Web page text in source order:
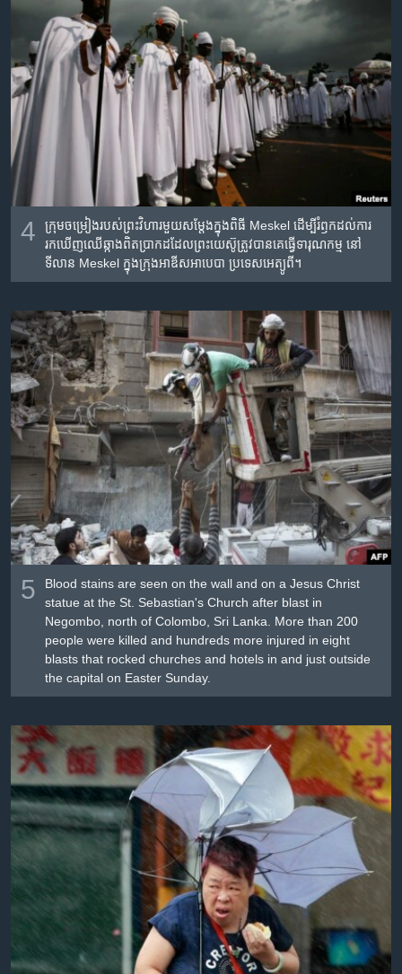
4
ក្រុម​ចម្រៀង​របស់​ព្រះ​វិហារ​មួយ​សម្តែង​ក្នុង​ពិធី Meskel ដើម្បី​រំឭក​ដល់​ការ​
រក​ឃើញ​ឈើ​ឆ្កាង​ពិត​ប្រាកដ​ដែល​ព្រះ​យេស៊ូ​ត្រូវ​បាន​គេ​ធ្វើ​ទារុណកម្ម នៅ​
ទីលាន Meskel ក្នុង​ក្រុង​អាឌីសអាបេបា ប្រទេស​អេត្យូពី។
5
Blood stains are seen on the wall and on a Jesus Christ
statue at the St. Sebastian's Church after blast in
Negombo, north of Colombo, Sri Lanka. More than 200
people were killed and hundreds more injured in eight
blasts that rocked churches and hotels in and just outside
the capital on Easter Sunday.